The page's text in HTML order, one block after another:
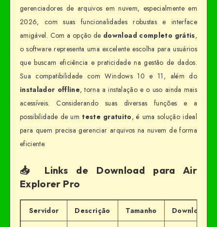
gerenciadores de arquivos em nuvem, especialmente em
2026, com suas funcionalidades robustas e interface
amigável. Com a opção de download completo grátis,
o software representa uma excelente escolha para usuários
que buscam eficiência e praticidade na gestão de dados.
Sua compatibilidade com Windows 10 e 11, além do
instalador offline, torna a instalação e o uso ainda mais
acessíveis. Considerando suas diversas funções e a
possibilidade de umteste gratuito, é uma solução ideal
para quem precisa gerenciar arquivos na nuvem de forma
eficiente.
📥 Links de Download para Air
Explorer Pro
Servidor Descrição Tamanho Download